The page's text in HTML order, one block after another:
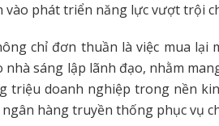
vào phát triển năng lực vượt trội
chỉ đơn thuần là việc mua lại
sáng lập lãnh đạo, nhằm
triệu doanh nghiệp trong nền
hàng truyền thống phục vụ